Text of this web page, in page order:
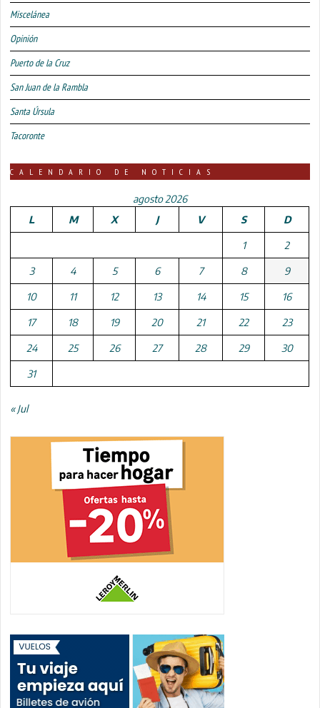
Miscelánea
Opinión
Puerto de la Cruz
San Juan de la Rambla
Santa Úrsula
Tacoronte
CALENDARIO DE NOTICIAS
agosto 2026
L
M X J V S D
1 2
3 4 5 6 7 8 9
10 11 12 13 14 15 16
17 18 19 20 21 22 23
24 25 26 27 28 29 30
31
« Jul